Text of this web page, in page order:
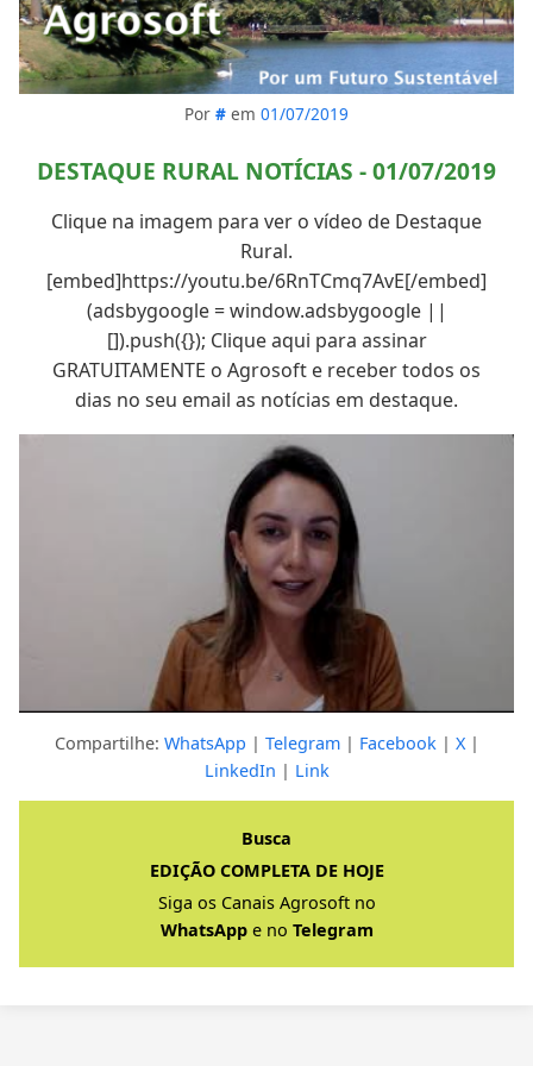
Por # em 01/07/2019
DESTAQUE RURAL NOTÍCIAS - 01/07/2019
Clique na imagem para ver o vídeo de Destaque
Rural.
[embed]https://youtu.be/6RnTCmq7AvE[/embed]
(adsbygoogle = window.adsbygoogle ||
[]).push({}); Clique aqui para assinar
GRATUITAMENTE o Agrosoft e receber todos os
dias no seu email as notícias em destaque.
Clique para ver a resposta completa
Compartilhe: WhatsApp | Telegram| Facebook | X|
LinkedIn | Link
Busca
EDIÇÃO COMPLETA DE HOJE
Siga os Canais Agrosoft no
WhatsAppe no Telegram